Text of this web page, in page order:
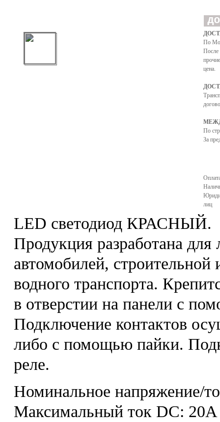
По
После
цена.
По
За
лиц
LED светодиод КРАСНЫЙ.
Продукция разработана
автомобилей, строительной
водного транспорта.
в отверстии на панели с
Подключение контактов
либо с помощью пайки.
реле.
Номинальное напряжение/
Максимальный ток DC: